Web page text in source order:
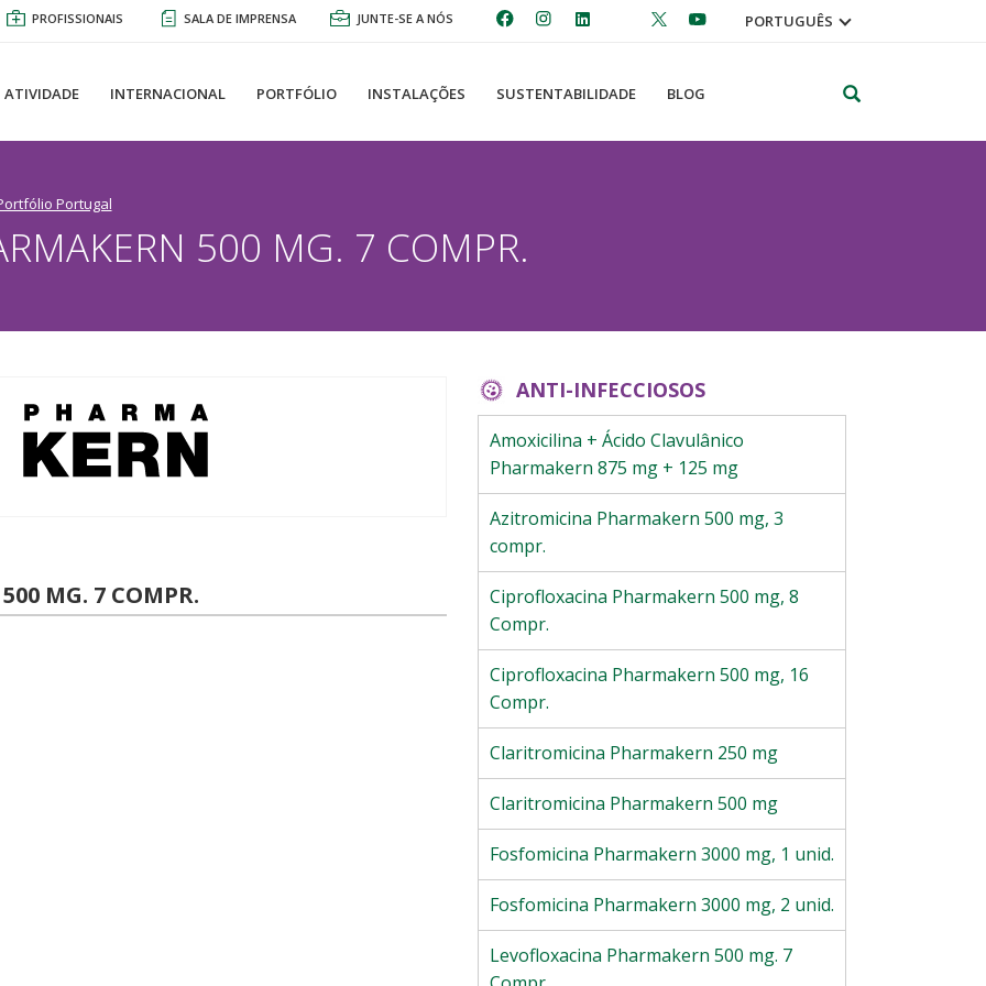
PROFISSIONAIS SALA DE IMPRENSA JUNTE-SE A NÓS PORTUGUÊS
ATIVIDADE INTERNACIONAL PORTFÓLIO INSTALAÇÕES SUSTENTABILIDADE BLOG
Portugal
500 MG. 7 COMPR.
ANTI-INFECCIOSOS
Amoxicilina + Ácido Clavulânico
Pharmakern 875 mg + 125 mg
Azitromicina Pharmakern 500 mg, 3
compr.
Ciprofloxacina Pharmakern 500 mg, 8
Compr.
Ciprofloxacina Pharmakern 500 mg, 16
Compr.
Claritromicina Pharmakern 250 mg
Claritromicina Pharmakern 500 mg
Fosfomicina Pharmakern 3000 mg, 1 unid.
Fosfomicina Pharmakern 3000 mg, 2 unid.
Levofloxacina Pharmakern 500 mg. 7
MG. 7 COMPR.